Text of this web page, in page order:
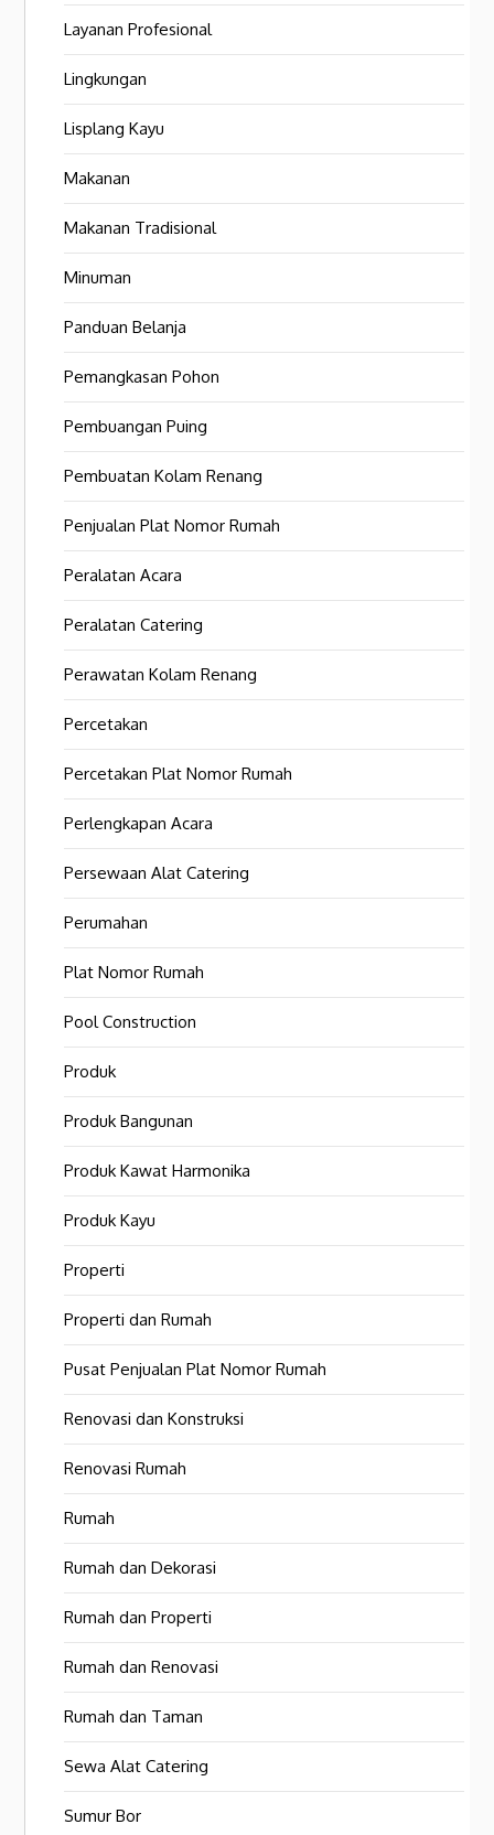
Layanan Profesional
Lingkungan
Lisplang Kayu
Makanan
Makanan Tradisional
Minuman
Panduan Belanja
Pemangkasan Pohon
Pembuangan Puing
Pembuatan Kolam Renang
Penjualan Plat Nomor Rumah
Peralatan Acara
Peralatan Catering
Perawatan Kolam Renang
Percetakan
Percetakan Plat Nomor Rumah
Perlengkapan Acara
Persewaan Alat Catering
Perumahan
Plat Nomor Rumah
Pool Construction
Produk
Produk Bangunan
Produk Kawat Harmonika
Produk Kayu
Properti
Properti dan Rumah
Pusat Penjualan Plat Nomor Rumah
Renovasi dan Konstruksi
Renovasi Rumah
Rumah
Rumah dan Dekorasi
Rumah dan Properti
Rumah dan Renovasi
Rumah dan Taman
Sewa Alat Catering
Sumur Bor